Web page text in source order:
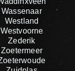
Wassenaar
Westland
Westvoorne
Zederik
Zoetermeer